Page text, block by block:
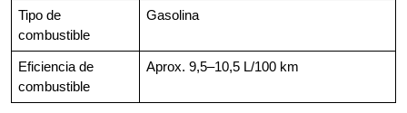
Tipo de
combustible
Gasolina
Eficiencia de
combustible
Aprox. 9,5–10,5 L/100 km